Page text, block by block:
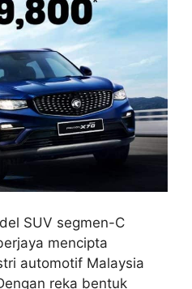
SUV segmen-C
mencipta
automotif Malaysia
reka bentuk